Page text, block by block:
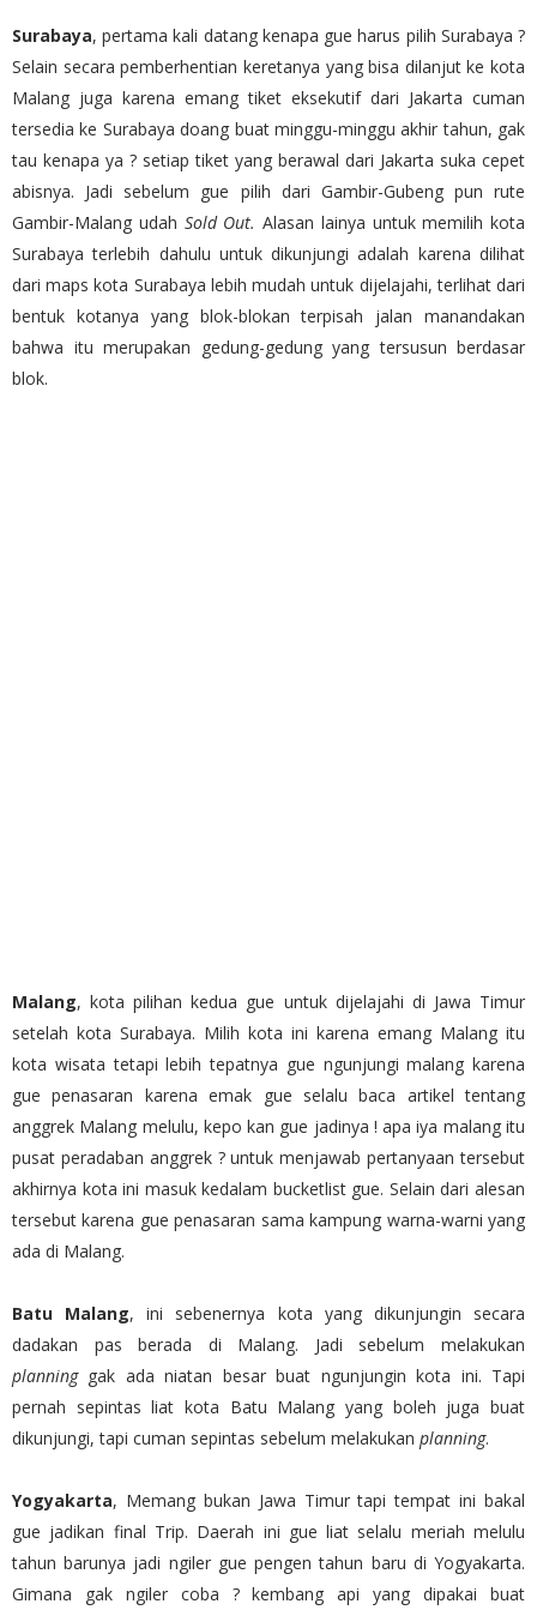
Surabaya, pertama kali datang kenapa gue harus pilih Surabaya ?
Selain secara pemberhentian keretanya yang bisa dilanjut ke kota
Malang juga karena emang tiket eksekutif dari Jakarta cuman
tersedia ke Surabaya doang buat minggu-minggu akhir tahun, gak
tau kenapa ya ? setiap tiket yang berawal dari Jakarta suka cepet
abisnya. Jadi sebelum gue pilih dari Gambir-Gubeng pun rute
Gambir-Malang udah Sold Out. Alasan lainya untuk memilih kota
Surabaya terlebih dahulu untuk dikunjungi adalah karena dilihat
dari maps kota Surabaya lebih mudah untuk dijelajahi, terlihat dari
bentuk kotanya yang blok-blokan terpisah jalan manandakan
bahwa itu merupakan gedung-gedung yang tersusun berdasar
blok.
Malang, kota pilihan kedua gue untuk dijelajahi di Jawa Timur
setelah kota Surabaya. Milih kota ini karena emang Malang itu
kota wisata tetapi lebih tepatnya gue ngunjungi malang karena
gue penasaran karena emak gue selalu baca artikel tentang
anggrek Malang melulu, kepo kan gue jadinya ! apa iya malang itu
pusat peradaban anggrek ? untuk menjawab pertanyaan tersebut
akhirnya kota ini masuk kedalam bucketlist gue. Selain dari alesan
tersebut karena gue penasaran sama kampung warna-warni yang
ada di Malang.
Batu Malang, ini sebenernya kota yang dikunjungin secara
dadakan pas berada di Malang. Jadi sebelum melakukan
planninggak ada niatan besar buat ngunjungin kota ini. Tapi
pernah sepintas liat kota Batu Malang yang boleh juga buat
dikunjungi, tapi cuman sepintas sebelum melakukan planning.
Yogyakarta, Memang bukan Jawa Timur tapi tempat ini bakal
gue jadikan final Trip. Daerah ini gue liat selalu meriah melulu
tahun barunya jadi ngiler gue pengen tahun baru di Yogyakarta.
Gimana gak ngiler coba ? kembang api yang dipakai buat